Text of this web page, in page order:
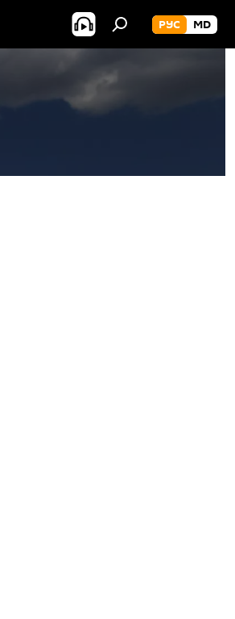
РУС MD